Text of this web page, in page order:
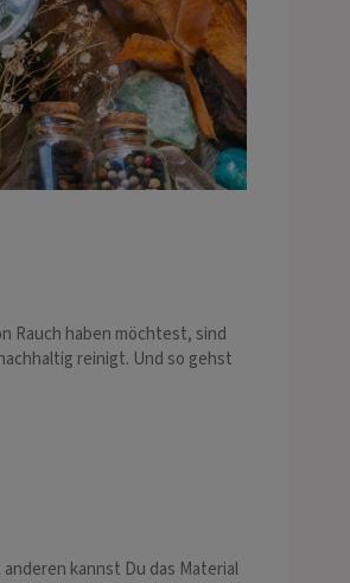
Rauch haben möchtest, sind
reinigt. Und so gehst
kannst Du das Material